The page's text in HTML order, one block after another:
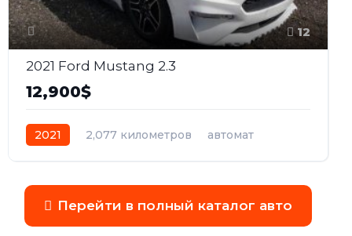
12
2021 Ford Mustang 2.3
12,900$
2021 2,077 километров
автомат
Перейти в полный каталог авто